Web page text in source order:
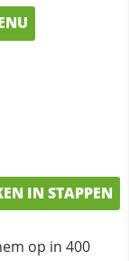
IN STAPPEN
op in 400